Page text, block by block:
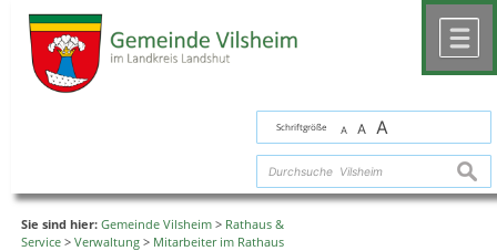
Schriftgröße A A A
Sie sind hier: Gemeinde Vilsheim > Rathaus &
Service > Verwaltung > Mitarbeiter im Rathaus